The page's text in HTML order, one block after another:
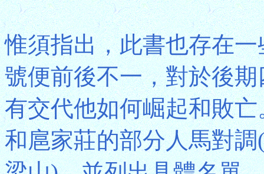
惟須指出，此書也存在
號便前後不一，對於後
有交代他如何崛起和敗
和扈家莊的部分人馬對